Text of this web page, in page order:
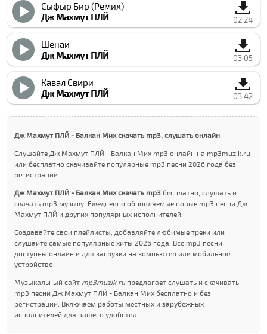
Сыфыр Бир (Ремиx)
Дж Махмут ПЛЙ
02:24
Шенаи
Дж Махмут ПЛЙ
03:05
Кавал Свири
Дж Махмут ПЛЙ
03:42
Дж Махмут ПЛЙ - Балкан Миx скачать mp3, слушать онлайн
Слушайте Дж Махмут ПЛЙ - Балкан Миx mp3 онлайн на mp3muzik.ru
или бесплатно скачивайте популярные mp3 песни 2026 года без
регистрации.
Дж Махмут ПЛЙ - Балкан Миx скачать mp3 бесплатно, слушать и
скачать mp3 музыку. Ежедневно обновляемые новые mp3 песни Дж
Махмут ПЛЙ и других популярных исполнителей.
Создавайте свои плейлисты, добавляйте любимые треки или
слушайте самые популярные хиты 2026 года. Все mp3 песни
доступны онлайн и для загрузки на компьютер или мобильное
устройство.
Музыкальный сайт mp3muzik.ruпредлагает слушать и скачивать
mp3 песни Дж Махмут ПЛЙ - Балкан Миx бесплатно и без
регистрации. Включаем работы местных и зарубежных
исполнителей для вашего удобства.